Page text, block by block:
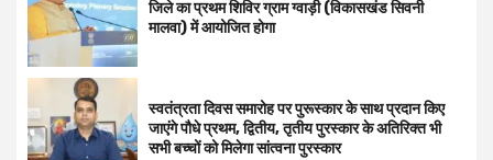
जिले का प्रथम शिविर ग्राम ग्वाड़ी (विकासखंड सिवनी
मालवा) में आयोजित होगा
स्वतंत्रता दिवस समारोह पर पुरूस्‍कार के साथ प्रदान किए
जाएंगे पौधे प्रथम, द्वितीय, तृतीय पुरस्कार के अतिरिक्त भी
सभी बच्चों को मिलेगा सांत्वना पुरस्कार